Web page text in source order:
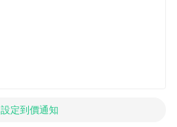
設定到價通知